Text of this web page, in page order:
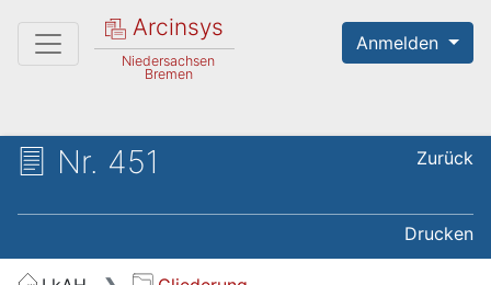
Arcinsys
Niedersachsen
Bremen
Anmelden
Nr. 451 Zurück
Drucken